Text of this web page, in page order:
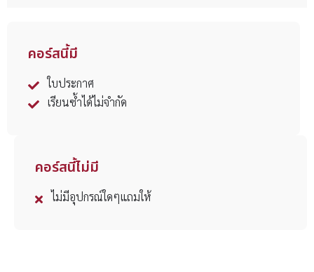
คอร์สนี้มี
ใบประกาศ
เรียนซ้ำได้ไม่จำกัด
คอร์สนี้ไม่มี
ไม่มีอุปกรณ์ใดๆแถมให้